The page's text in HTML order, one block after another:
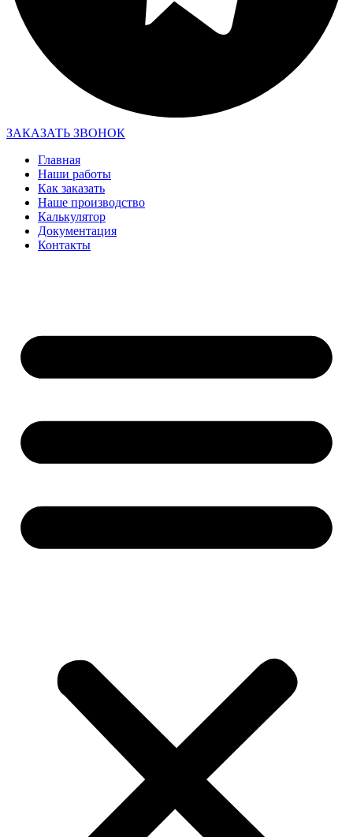
ЗАКАЗАТЬ ЗВОНОК
Главная
Наши работы
Как заказать
Наше производство
Калькулятор
Документация
Контакты